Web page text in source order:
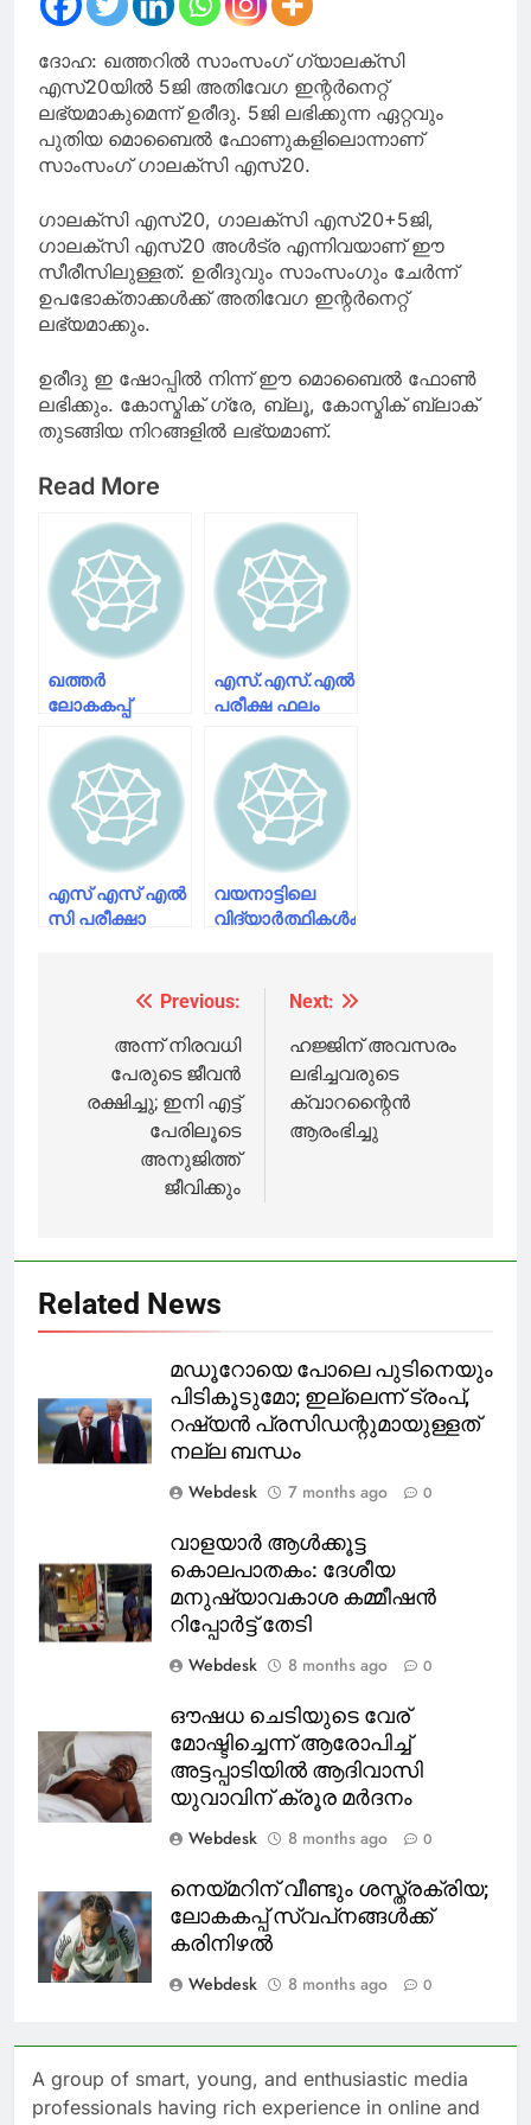
ദോഹ: ഖത്തറില്‍ സാംസംഗ് ഗ്യാലക്‌സി
എസ്20യില്‍ 5ജി അതിവേഗ ഇന്റര്‍നെറ്റ്
ലഭ്യമാകുമെന്ന് ഉരീദു. 5ജി ലഭിക്കുന്ന ഏറ്റവും
പുതിയ മൊബൈല്‍ ഫോണുകളിലൊന്നാണ്
സാംസംഗ് ഗാലക്‌സി എസ്20.
ഗാലക്‌സി എസ്20, ഗാലക്‌സി എസ്20+5ജി,
ഗാലക്‌സി എസ്20 അള്‍ട്ര എന്നിവയാണ് ഈ
സീരീസിലുള്ളത്. ഉരീദുവും സാംസംഗും ചേര്‍ന്ന്
ഉപഭോക്താക്കള്‍ക്ക് അതിവേഗ ഇന്റര്‍നെറ്റ്
ലഭ്യമാക്കും.
ഉരീദു ഇ ഷോപ്പില്‍ നിന്ന് ഈ മൊബൈല്‍ ഫോണ്‍
ലഭിക്കും. കോസ്മിക് ഗ്രേ, ബ്ലൂ, കോസ്മിക് ബ്ലാക്
തുടങ്ങിയ നിറങ്ങളില്‍ ലഭ്യമാണ്.
Read More
ഖത്തര്‍
ലോകകപ്പ്
കാണാനെത്തുന്നവര്‍ക്ക്
ഒഴുകും
ഹോട്ടലുകളില്‍
താമസിക്കാം
എസ്.എസ്.എല്‍.സി
പരീക്ഷ ഫലം
എസ് എസ് എൽ
സി പരീക്ഷാ
വയനാട്ടിലെ
വിദ്യാർത്ഥികൾക്കായി
രാഹുൽ ഗാന്ധി
navigation
Previous:
അന്ന് നിരവധി
പേരുടെ ജീവൻ
രക്ഷിച്ചു; ഇനി എട്ട്
പേരിലൂടെ
അനുജിത്ത്
ജീവിക്കും
Next:
ഹജ്ജിന് അവസരം
ലഭിച്ചവരുടെ
ക്വാറന്റൈന്‍
ആരംഭിച്ചു
Related News
മഡൂറോയെ പോലെ പുടിനെയും
പിടികൂടുമോ; ഇല്ലെന്ന് ട്രംപ്,
റഷ്യൻ പ്രസിഡന്റുമായുള്ളത്
നല്ല ബന്ധം
Webdesk
7 months ago 0
വാളയാർ ആൾക്കൂട്ട
കൊലപാതകം: ദേശീയ
മനുഷ്യാവകാശ കമ്മീഷൻ
റിപ്പോർട്ട് തേടി
Webdesk
8 months ago 0
ഔഷധ ചെടിയുടെ വേര്
മോഷ്ടിച്ചെന്ന് ആരോപിച്ച്
അട്ടപ്പാടിയിൽ ആദിവാസി
യുവാവിന് ക്രൂര മർദനം
Webdesk
8 months ago 0
നെയ്മറിന് വീണ്ടും ശസ്ത്രക്രിയ;
ലോകകപ്പ് സ്വപ്‌നങ്ങൾക്ക്
കരിനിഴൽ
Webdesk
8 months ago 0
A group of smart, young, and enthusiastic media
professionals having rich experience in online and